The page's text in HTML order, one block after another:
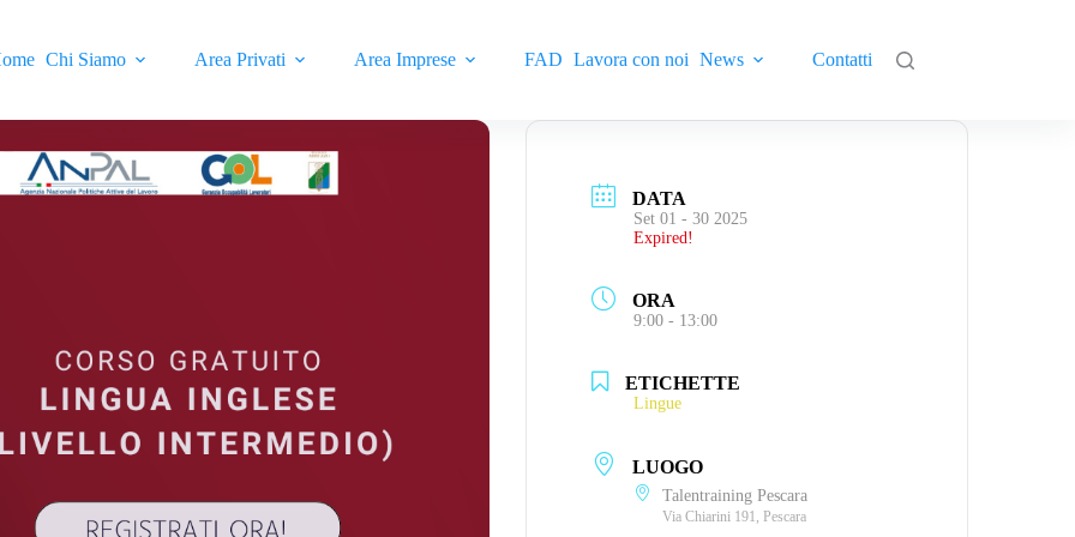
Chi Siamo Area Privati Area Imprese FAD Lavora con noi News Contatti
DATA
Set 01 - 30 2025
Expired!
ORA
9:00 - 13:00
ETICHETTE
Lingue
LUOGO
Talentraining Pescara
Via Chiarini 191, Pescara